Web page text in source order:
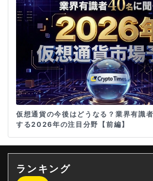
仮想通貨の今後はどうなる？業界有識
する2026年の注目分野【前編】
ランキング